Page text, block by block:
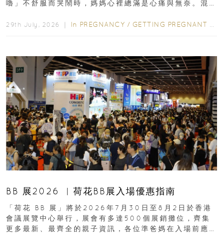
嚕」不舒服而哭鬧時，媽媽心裡總滿是心痛與無奈。混
29th July, 2026 ｜ In PREGNANCY / GETTING PREGNANT
BB 展2026 ︳荷花BB展入場優惠指南
「荷花 BB 展」將於2026年7月30日至8月2日於香港
會議展覽中心舉行，展會有多達500個展銷攤位，齊集
更多最新、最齊全的親子資訊，各位準爸媽在入場前應